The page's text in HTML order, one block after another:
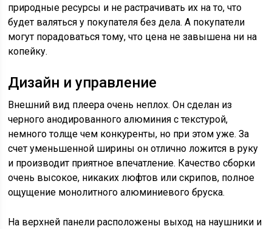
природные ресурсы и не растрачивать их на то, что
будет валяться у покупателя без дела. А покупатели
могут порадоваться тому, что цена не завышена ни на
копейку.
Дизайн и управление
Внешний вид плеера очень неплох. Он сделан из
черного анодированного алюминия с текстурой,
немного толще чем конкуренты, но при этом уже. За
счет уменьшенной ширины он отлично ложится в руку
и производит приятное впечатление. Качество сборки
очень высокое, никаких люфтов или скрипов, полное
ощущение монолитного алюминиевого бруска.
На верхней панели расположены выход на наушники и